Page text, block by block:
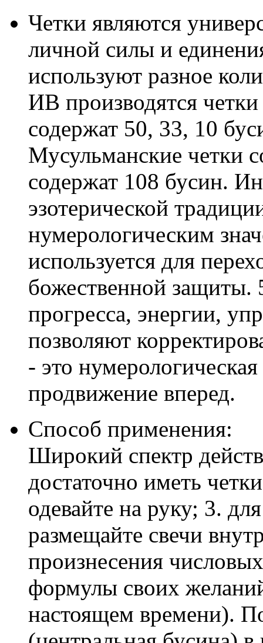
Четки являются
личной силы и
используют разное
ИВ производятся
содержат 50, 33, 10
Мусульманские четки
содержат 108 бусин.
эзотерической
нумерологическим
используется для
божественной защиты.
прогресса, энергии,
позволяют
- это
продвижение вперед.
Способ применения:
Широкий спектр
достаточно иметь
одевайте на руку; 3.
размещайте свечи
произнесения
формулы своих
настоящем времени).